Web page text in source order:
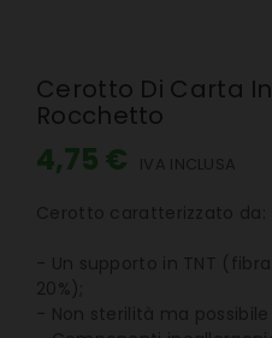
Cerotto Di Carta In
Rocchetto
4,75 €